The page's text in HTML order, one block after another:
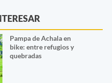
Pampa de Achala en
bike: entre refugios y
quebradas